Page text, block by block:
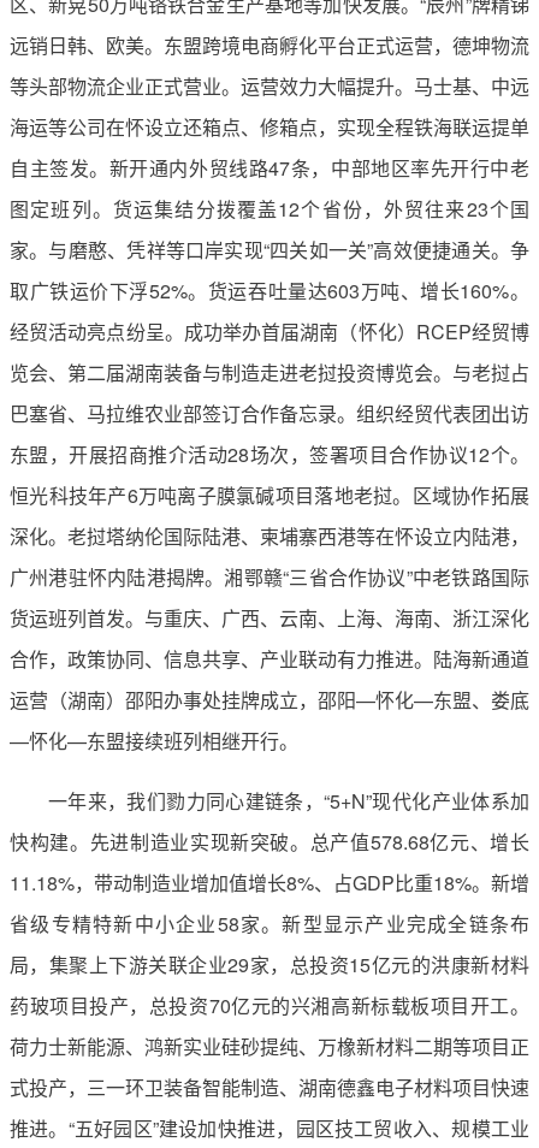
远销日韩、欧美。东盟跨境电商孵化平台正式运营，德坤物流
等头部物流企业正式营业。运营效力大幅提升。马士基、中远
海运等公司在怀设立还箱点、修箱点，实现全程铁海联运提单
自主签发。新开通内外贸线路47条，中部地区率先开行中老
图定班列。货运集结分拨覆盖12个省份，外贸往来23个国
家。与磨憨、凭祥等口岸实现“四关如一关”高效便捷通关。争
取广铁运价下浮52%。货运吞吐量达603万吨、增长160%。
经贸活动亮点纷呈。成功举办首届湖南（怀化）RCEP经贸博
览会、第二届湖南装备与制造走进老挝投资博览会。与老挝占
巴塞省、马拉维农业部签订合作备忘录。组织经贸代表团出访
东盟，开展招商推介活动28场次，签署项目合作协议12个。
恒光科技年产6万吨离子膜氯碱项目落地老挝。区域协作拓展
深化。老挝塔纳伦国际陆港、柬埔寨西港等在怀设立内陆港，
广州港驻怀内陆港揭牌。湘鄂赣“三省合作协议”中老铁路国际
货运班列首发。与重庆、广西、云南、上海、海南、浙江深化
合作，政策协同、信息共享、产业联动有力推进。陆海新通道
运营（湖南）邵阳办事处挂牌成立，邵阳—怀化—东盟、娄底
—怀化—东盟接续班列相继开行。
一年来，我们勠力同心建链条，“5+N”现代化产业体系加
快构建。先进制造业实现新突破。总产值578.68亿元、增长
11.18%，带动制造业增加值增长8%、占GDP比重18%。新增
省级专精特新中小企业58家。新型显示产业完成全链条布
局，集聚上下游关联企业29家，总投资15亿元的洪康新材料
药玻项目投产，总投资70亿元的兴湘高新标载板项目开工。
荷力士新能源、鸿新实业硅砂提纯、万橡新材料二期等项目正
式投产，三一环卫装备智能制造、湖南德鑫电子材料项目快速
推进。“五好园区”建设加快推进，园区技工贸收入、规模工业